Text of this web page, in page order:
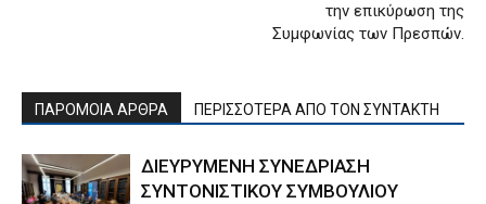
την επικύρωση της
Συμφωνίας των Πρεσπών.
ΠΑΡΟΜΟΙΑ ΑΡΘΡΑ ΠΕΡΙΣΣΟΤΕΡΑ ΑΠΟ ΤΟΝ ΣΥΝΤΑΚΤΗ
ΔΙΕΥΡΥΜΕΝΗ ΣΥΝΕΔΡΙΑΣΗ
ΣΥΝΤΟΝΙΣΤΙΚΟΥ ΣΥΜΒΟΥΛΙΟΥ